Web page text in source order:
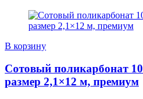
В корзину
Сотовый поликарбонат
размер 2,1×12 м, премиум